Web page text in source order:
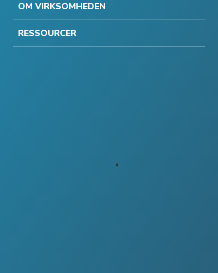
OM VIRKSOMHEDEN
RESSOURCER